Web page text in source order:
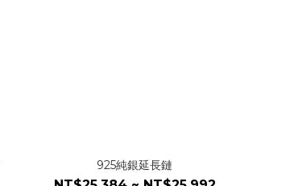
925純銀延長鏈